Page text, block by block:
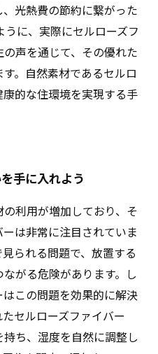
光熱費の節約に繋がった
うに、実際にセルローズフ
声を通じて、その優れた
。自然素材であるセルロ
的な住環境を実現する手
手に入れよう
利用が増加しており、そ
は非常に注目されていま
られる問題で、放置する
がる危険があります。し
この問題を効果的に解決
セルローズファイバー
ち、湿度を自然に調整し